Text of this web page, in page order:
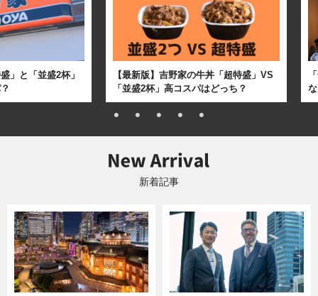
」と「並盛2杯」
【最新版】吉野家の牛丼「超特盛」VS
「並盛2杯」高コスパはどっち？
新着記事